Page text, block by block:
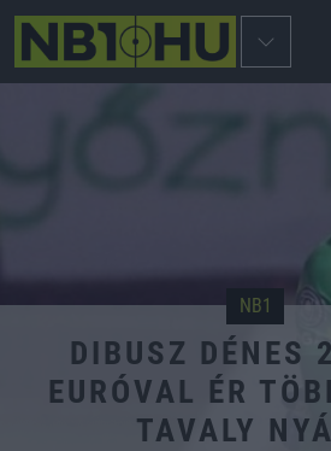
NB1
DIBUSZ DÉNES
EURÓVAL ÉR
TAVALY